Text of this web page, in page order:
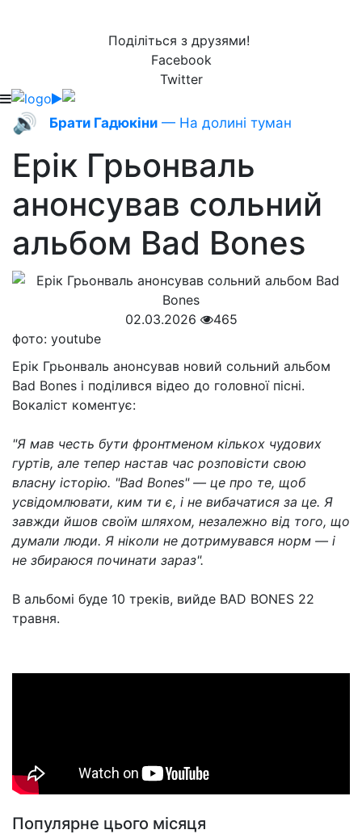
Поділіться з друзями!
Facebook
Twitter
🔊 Брати Гадюкіни — На долині туман
Ерік Грьонваль
анонсував сольний
альбом Bad Bones
02.03.2026
465
фото: youtube
Ерік Грьонваль анонсував новий сольний альбом
Bad Bones і поділився відео до головної пісні.
Вокаліст коментує:
"Я мав честь бути фронтменом кількох чудових
гуртів, але тепер настав час розповісти свою
власну історію. "Bad Bones" — це про те, щоб
усвідомлювати, ким ти є, і не вибачатися за це. Я
завжди йшов своїм шляхом, незалежно від того, що
думали люди. Я ніколи не дотримувався норм — і
не збираюся починати зараз".
В альбомі буде 10 треків, вийде BAD BONES 22
травня.
Популярне цього місяця